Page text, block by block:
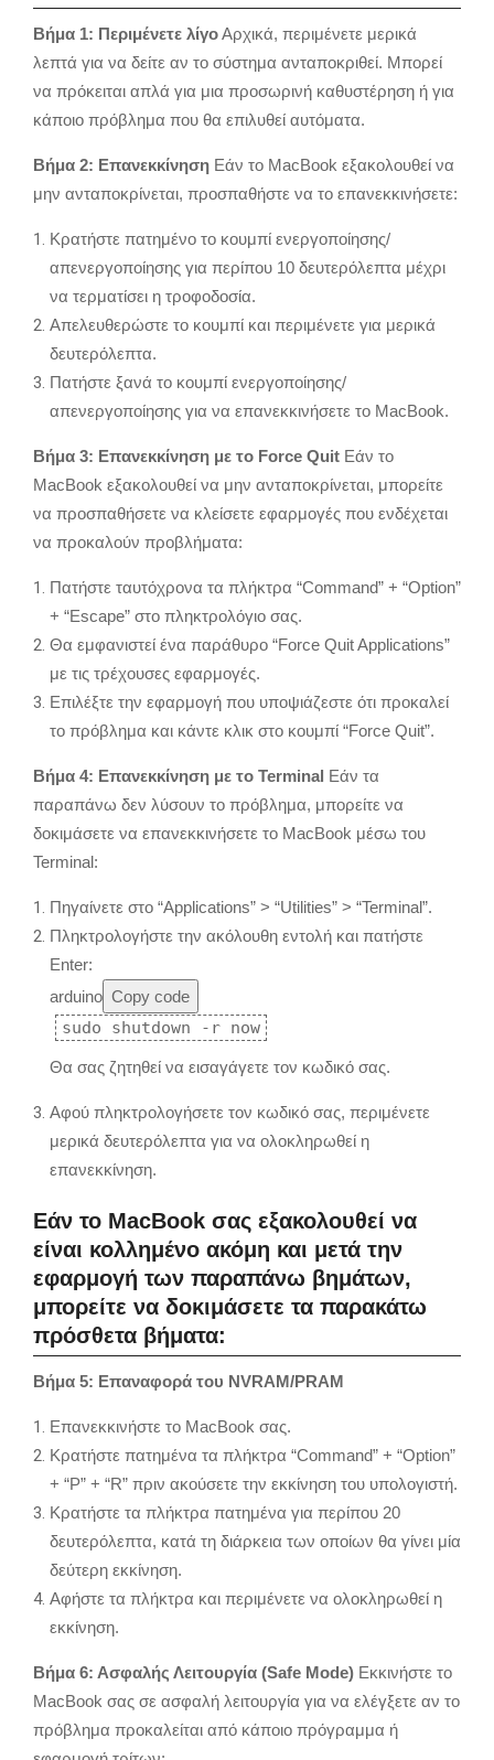
Βήμα 1: Περιμένετε λίγοΑρχικά, περιμένετε μερικά
λεπτά για να δείτε αν το σύστημα ανταποκριθεί. Μπορεί
να πρόκειται απλά για μια προσωρινή καθυστέρηση ή για
κάποιο πρόβλημα που θα επιλυθεί αυτόματα.
Βήμα 2: Επανεκκίνηση Εάν το MacBook εξακολουθεί να
μην ανταποκρίνεται, προσπαθήστε να το επανεκκινήσετε:
Κρατήστε πατημένο το κουμπί ενεργοποίησης/
απενεργοποίησης για περίπου 10 δευτερόλεπτα μέχρι
να τερματίσει η τροφοδοσία.
Απελευθερώστε το κουμπί και περιμένετε για μερικά
δευτερόλεπτα.
Πατήστε ξανά το κουμπί ενεργοποίησης/
απενεργοποίησης για να επανεκκινήσετε το MacBook.
Βήμα 3: Επανεκκίνηση με το Force Quit Εάν το
MacBook εξακολουθεί να μην ανταποκρίνεται, μπορείτε
να προσπαθήσετε να κλείσετε εφαρμογές που ενδέχεται
να προκαλούν προβλήματα:
Πατήστε ταυτόχρονα τα πλήκτρα “Command” + “Option”
+ “Escape” στο πληκτρολόγιο σας.
Θα εμφανιστεί ένα παράθυρο “Force Quit Applications”
με τις τρέχουσες εφαρμογές.
Επιλέξτε την εφαρμογή που υποψιάζεστε ότι προκαλεί
το πρόβλημα και κάντε κλικ στο κουμπί “Force Quit”.
Βήμα 4: Επανεκκίνηση με το Terminal Εάν τα
παραπάνω δεν λύσουν το πρόβλημα, μπορείτε να
δοκιμάσετε να επανεκκινήσετε το MacBook μέσω του
Terminal:
Πηγαίνετε στο “Applications” > “Utilities” > “Terminal”.
Πληκτρολογήστε την ακόλουθη εντολή και πατήστε
Enter:
arduino Copy code
sudo shutdown -r now
Θα σας ζητηθεί να εισαγάγετε τον κωδικό σας.
Αφού πληκτρολογήσετε τον κωδικό σας, περιμένετε
μερικά δευτερόλεπτα για να ολοκληρωθεί η
επανεκκίνηση.
Εάν το MacBook σας εξακολουθεί να
είναι κολλημένο ακόμη και μετά την
εφαρμογή των παραπάνω βημάτων,
μπορείτε να δοκιμάσετε τα παρακάτω
πρόσθετα βήματα:
Βήμα 5: Επαναφορά του NVRAM/PRAM
Επανεκκινήστε το MacBook σας.
Κρατήστε πατημένα τα πλήκτρα “Command” + “Option”
+ “P” + “R” πριν ακούσετε την εκκίνηση του υπολογιστή.
Κρατήστε τα πλήκτρα πατημένα για περίπου 20
δευτερόλεπτα, κατά τη διάρκεια των οποίων θα γίνει μία
δεύτερη εκκίνηση.
Αφήστε τα πλήκτρα και περιμένετε να ολοκληρωθεί η
εκκίνηση.
Βήμα 6: Ασφαλής Λειτουργία (Safe Mode) Εκκινήστε το
MacBook σας σε ασφαλή λειτουργία για να ελέγξετε αν το
πρόβλημα προκαλείται από κάποιο πρόγραμμα ή